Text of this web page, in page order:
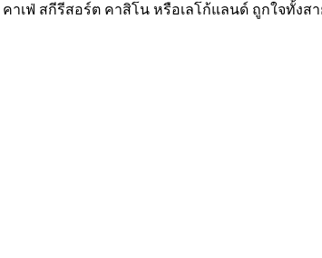
คาเฟ่ สกีรีสอร์ต คาสิโน หรือเลโก้แลนด์ ถูกใจทั้ง